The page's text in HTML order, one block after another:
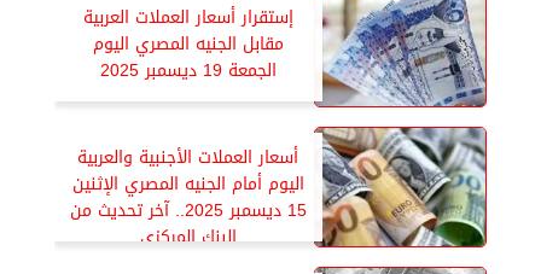
إستقرار أسعار العملات العربية
مقابل الجنيه المصري اليوم
الجمعة 19 ديسمبر 2025
أسعار العملات الأجنبية والعربية
اليوم أمام الجنيه المصري الإثنين
15 ديسمبر 2025.. آخر تحديث من
البنك المركزي